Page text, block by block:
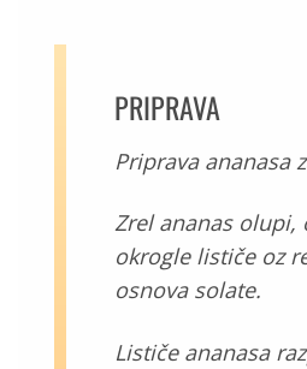
PRIPRAVA
Priprava ananasa
Zrel ananas olupi,
okrogle lističe oz
osnova solate.
Lističe ananasa